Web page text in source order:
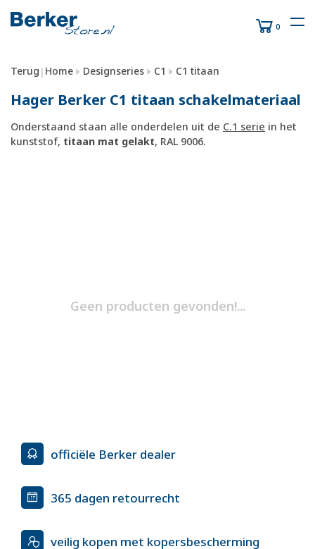
0
Terug | Home Designseries C1 C1 titaan
Hager Berker C1 titaan schakelmateriaal
Onderstaand staan alle onderdelen uit de C.1 serie in het
kunststof, titaan mat gelakt, RAL 9006.
Geen producten gevonden!...
officiële Berker dealer
365 dagen retourrecht
veilig kopen met kopersbescherming